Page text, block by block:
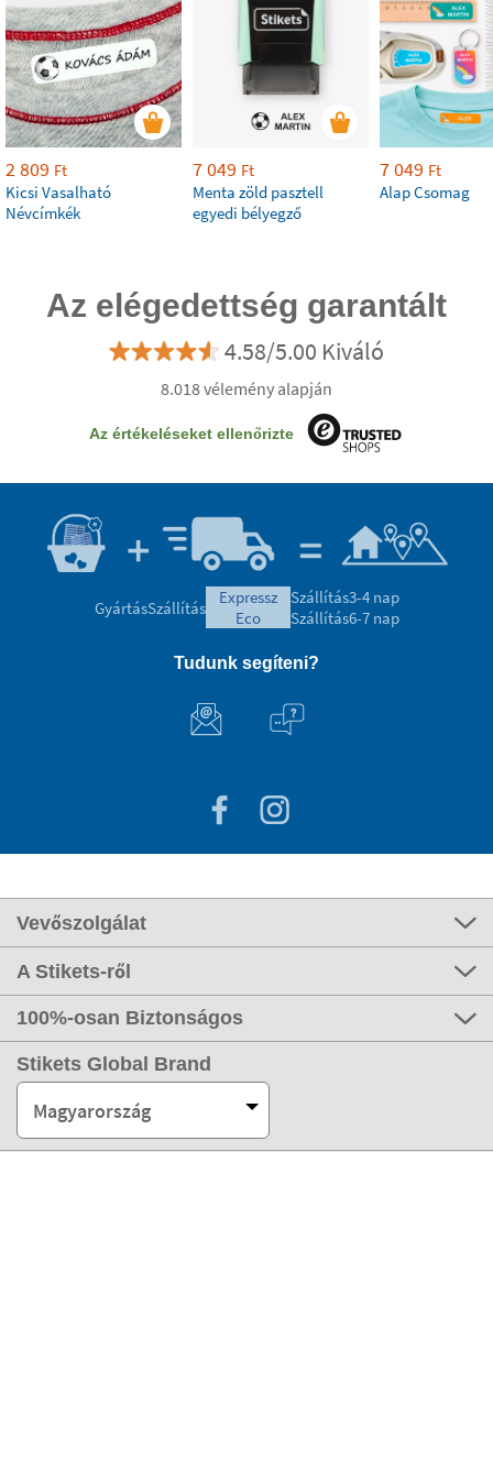
2 809 Ft
Kicsi Vasalható
Névcímkék
7 049 Ft
Menta zöld pasztell
egyedi bélyegző
7 049 Ft
Alap Csomag
Az elégedettség garantált
4.58/5.00 Kiváló
8.018 vélemény alapján
Az értékeléseket ellenőrizte
GyártásSzállítás
expressz
eco
Szállítás3-4 nap
Szállítás6-7 nap
Tudunk segíteni?
Vevőszolgálat
A Stikets-ről
100%-osan Biztonságos
Stikets Global Brand
Magyarország